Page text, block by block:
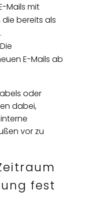
Mails mit
bereits als
E-Mails ab
oder
dabei,
vor zu
fest